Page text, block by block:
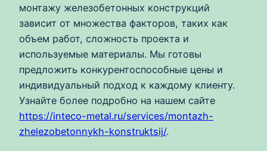
монтажу железобетонных конструкций
зависит от множества факторов, таких как
объем работ, сложность проекта и
используемые материалы. Мы готовы
предложить конкурентоспособные цены и
индивидуальный подход к каждому клиенту.
Узнайте более подробно на нашем сайте
https://inteco-metal.ru/services/montazh-
zhelezobetonnykh-konstruktsij/.